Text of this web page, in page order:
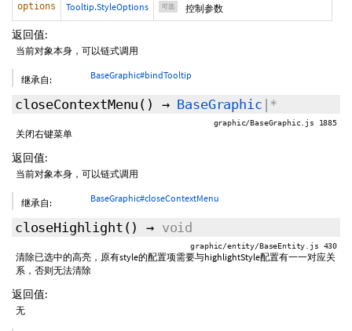
options Tooltip.StyleOptions 可选 控制参数
返回值:
当前对象本身，可以链式调用
继承自: BaseGraphic#bindTooltip
closeContextMenu () → BaseGraphic |*
graphic/BaseGraphic.js 1885
关闭右键菜单
返回值:
当前对象本身，可以链式调用
继承自: BaseGraphic#closeContextMenu
closeHighlight () → void
graphic/entity/BaseEntity.js 430
清除已选中的高亮，原有style的配置项需要与highlightStyle配置有一一对应关
系，否则无法清除
返回值:
无